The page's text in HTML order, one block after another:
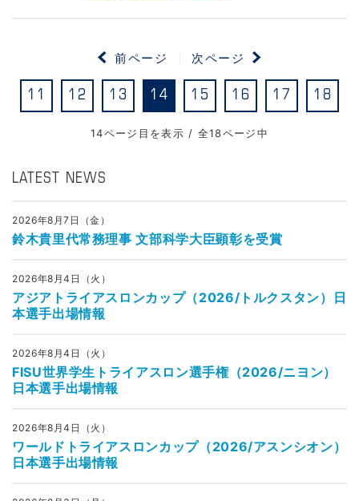
14ページ目を表示 / 全18ページ中
前ページ
11 12 13 14 15 16 17 18
次ページ
LATEST NEWS
2026年8月7日（金）
鈴木貴里代常務理事 文部科学大臣顕彰を受賞
2026年8月4日（火）
アジアトライアスロンカップ（2026/トルクスタン）日
本選手出場情報
2026年8月4日（火）
FISU世界学生トライアスロン選手権（2026/ニヨン）
日本選手出場情報
2026年8月4日（火）
ワールドトライアスロンカップ（2026/アスンシオン）
日本選手出場情報